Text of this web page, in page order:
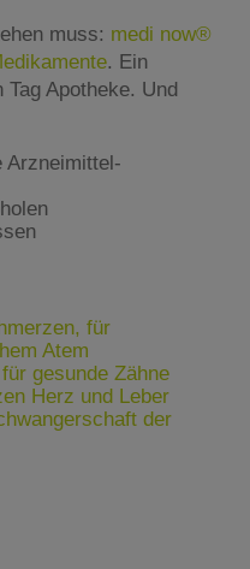
muss: medi now®
. Ein
Apotheke. Und
Arzneimittel-
für
Atem
gesunde Zähne
Herz und Leber
der